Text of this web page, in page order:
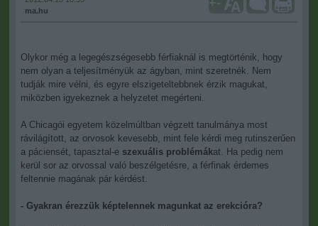
ma.hu
Olykor még a legegészségesebb férfiaknál is megtörténik, hogy
nem olyan a teljesítményük az ágyban, mint szeretnék. Nem
tudják mire vélni, és egyre elszigeteltebbnek érzik magukat,
miközben igyekeznek a helyzetet megérteni.
A Chicagói egyetem közelmúltban végzett tanulmánya most
rávilágított, az orvosok kevesebb, mint fele kérdi meg rutinszerűen
a páciensét, tapasztal-e szexuális problémákat. Ha pedig nem
kerül sor az orvossal való beszélgetésre, a férfinak érdemes
feltennie magának pár kérdést.
- Gyakran érezzük képtelennek magunkat az erekcióra?